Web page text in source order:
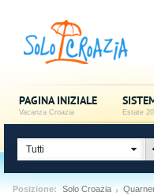
PAGINA INIZIALE
Vacanza Croazia Estate
Tutti
Posizione: Solo Croazia